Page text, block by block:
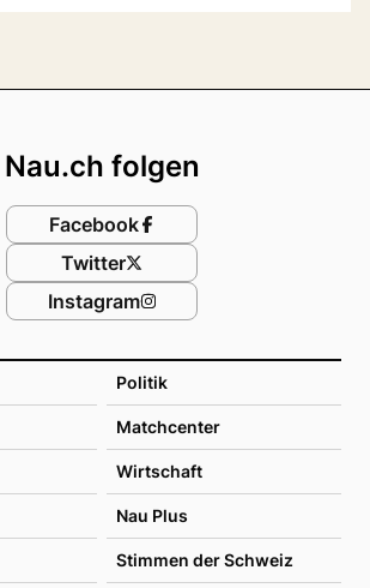
Politik
Matchcenter
Wirtschaft
Nau Plus
Stimmen der Schweiz
Nau.ch folgen
Facebook
Twitter
Instagram